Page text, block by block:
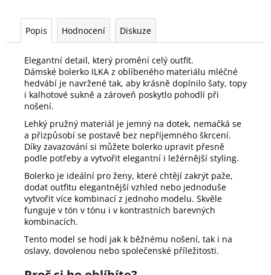
Popis Hodnocení Diskuze
Elegantní detail, který promění celý outfit.
Dámské bolerko ILKA z oblíbeného materiálu mléčné
hedvábí je navržené tak, aby krásně doplnilo šaty, topy
i kalhotové sukně a zároveň poskytlo pohodlí při
nošení.
Lehký pružný materiál je jemný na dotek, nemačká se
a přizpůsobí se postavě bez nepříjemného škrcení.
Díky zavazování si můžete bolerko upravit přesně
podle potřeby a vytvořit elegantní i ležérnější styling.
Bolerko je ideální pro ženy, které chtějí zakrýt paže,
dodat outfitu elegantnější vzhled nebo jednoduše
vytvořit více kombinací z jednoho modelu. Skvěle
funguje v tón v tónu i v kontrastních barevných
kombinacích.
Tento model se hodí jak k běžnému nošení, tak i na
oslavy, dovolenou nebo společenské příležitosti.